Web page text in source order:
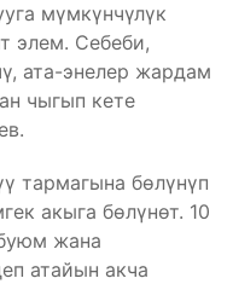
мүмкүнчүлүк
элем. Себеби,
ата-энелер жардам
чыгып кете
тармагына бөлүнүп
акыга бөлүнөт. 10
жана
атайын акча